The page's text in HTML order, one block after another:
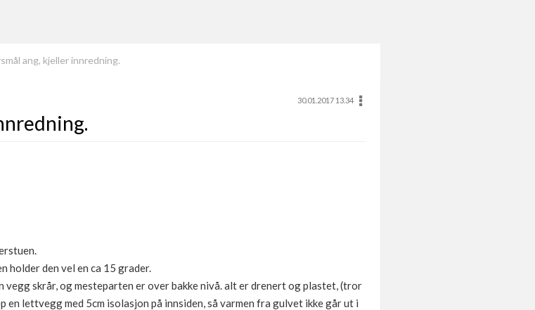
ang, kjeller innredning.
30.01.2017 13.34
holder den vel en ca 15 grader.
vegg skrår, og mesteparten er over bakke nivå. alt er drenert og plastet, (tror
lettvegg med 5cm isolasjon på innsiden, så varmen fra gulvet ikke går ut i